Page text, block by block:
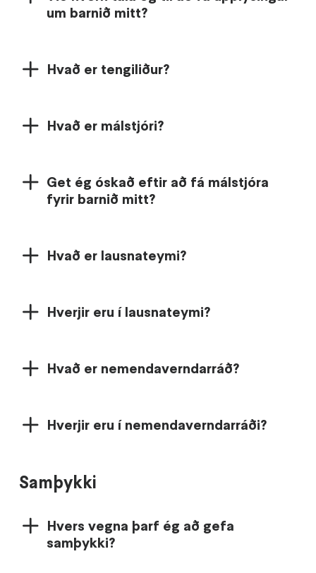
um barnið mitt?
Hvað er tengiliður?
Hvað er málstjóri?
Get ég óskað eftir að fá málstjóra
fyrir barnið mitt?
Hvað er lausnateymi?
Hverjir eru í lausnateymi?
Hvað er nemendaverndarráð?
Hverjir eru í nemendaverndarráði?
Samþykki
Hvers vegna þarf ég að gefa
samþykki?